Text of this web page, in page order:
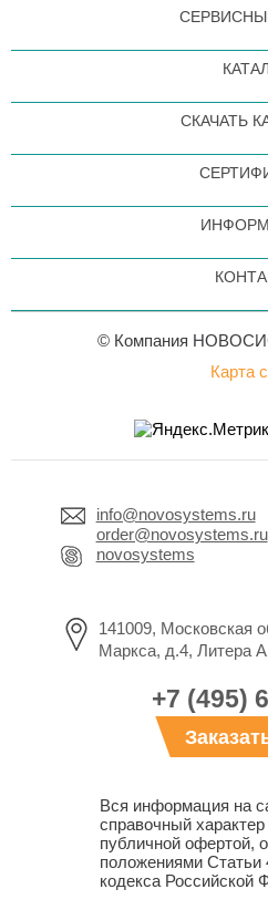
СКАЧАТЬ
© Компания
Карта
info@novosystems.ru
order@novosystems.ru
novosystems
141009, Московская
Маркса, д.4, Литера
+7 (495)
Вся информация на
справочный
публичной офертой,
положениями Статьи
кодекса Российской